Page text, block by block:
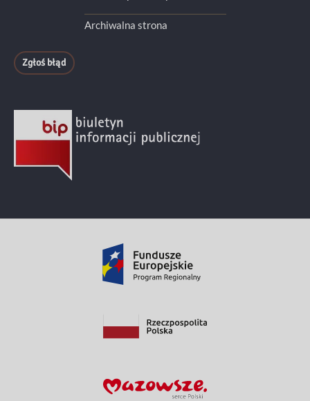
Archiwalna strona
Zgłoś błąd